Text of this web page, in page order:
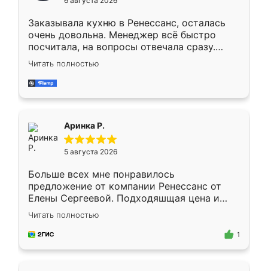
мебели буду заказывать только здесь.
Заказывала кухню в Ренессанс, осталась
очень довольна. Менеджер всё быстро
посчитала, на вопросы отвечала сразу.
Замерщик приехал в субботу, подошёл к
делу со всей ответственностью. Собрали
за день, ребята работали аккуратно, даже
Читать полностью
Аринка Р.
5 августа 2026
Больше всех мне понравилось
предложение от компании Ренессанс от
Елены Сергеевой. Подходяшщая цена и
короткие сроки изготовления. Приехавший
для замера сотрудник Владислав
предложил по моему эскизу самый
Читать полностью
1